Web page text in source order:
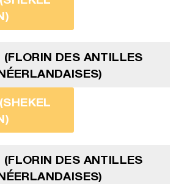
(FLORIN DES ANTILLES
(FLORIN DES ANTILLES